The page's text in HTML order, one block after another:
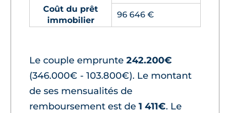
Coût du prêt
immobilier
96 646 €
Le couple emprunte 242.200€
(346.000€ - 103.800€). Le montant
de ses mensualités de
remboursement est de 1 411€. Le